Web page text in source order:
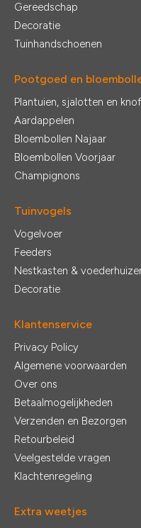
Gereedschap
Decoratie
Tuinhandschoenen
Pootgoed en
Plantuien, sjalotten en
Aardappelen
Bloembollen Najaar
Bloembollen Voorjaar
Champignons
Tuinvogels
Vogelvoer
Feeders
Nestkasten &
Decoratie
Klantenservice
Privacy Policy
Algemene voorwaarden
Over ons
Betaalmogelijkheden
Verzenden en Bezorgen
Retourbeleid
Veelgestelde vragen
Klachtenregeling
Extra weetjes